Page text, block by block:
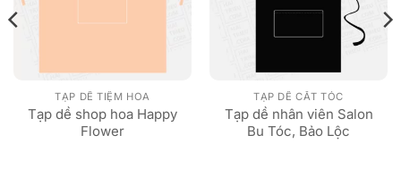
TẠP DỀ TIỆM HOA
Tạp dề shop hoa Happy
Flower
TẠP DỀ CẮT TÓC
Tạp dề nhân viên Salon
Bu Tóc, Bảo Lộc